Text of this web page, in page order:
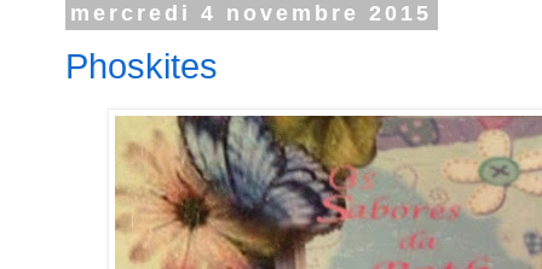
mercredi 4 novembre 2015
Phoskites